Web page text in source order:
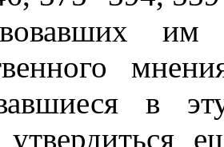
им
в
утвердиться